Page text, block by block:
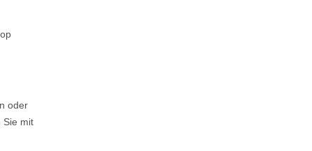
oder
Sie mit